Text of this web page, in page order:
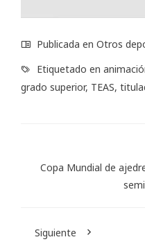
Publicada en Otros
Etiquetado en
grado superior, TEAS,
Copa Mundial de
Siguiente